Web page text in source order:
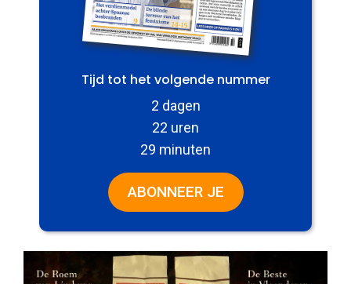
Tijd tot het volgende nummer
2 dagen
22 uren
29 minuten
ABONNEER JE